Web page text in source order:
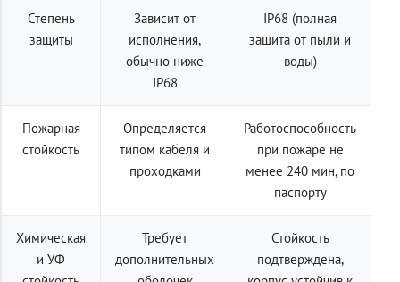
Степень
защиты
Зависит от
исполнения,
обычно ниже
IP68
IP68 (полная
защита от пыли и
воды)
Пожарная
стойкость
Определяется
типом кабеля и
проходками
Работоспособность
при пожаре не
менее 240 мин, по
паспорту
Химическая
и УФ
Требует
дополнительных
Стойкость
подтверждена,